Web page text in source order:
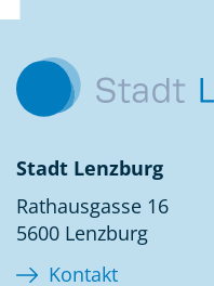
Stadt Lenzburg
Rathausgasse 16
5600 Lenzburg
Kontakt